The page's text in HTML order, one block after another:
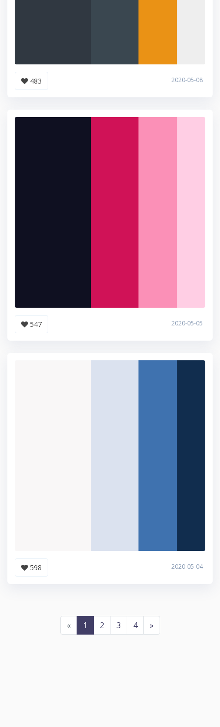
483 2020-05-08
547 2020-05-05
598 2020-05-04
« 1 2 3 4 »